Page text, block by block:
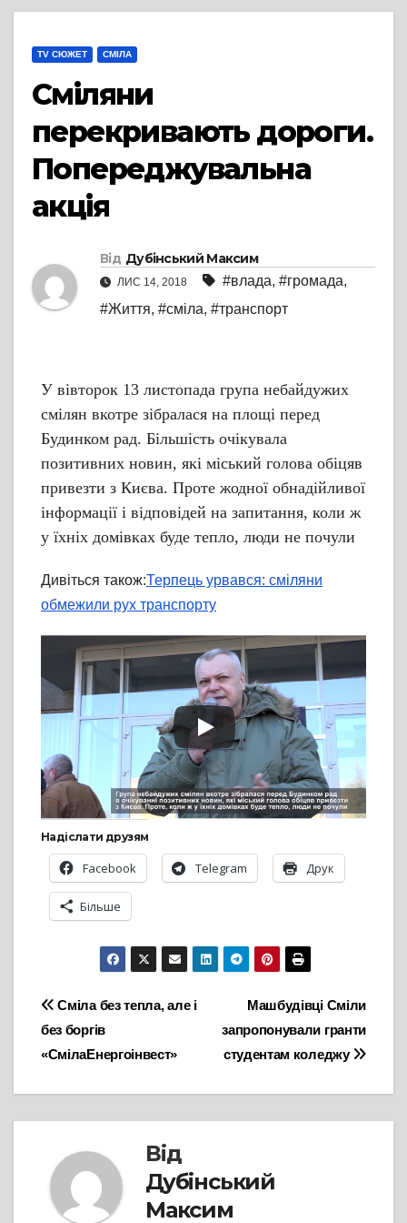
TV СЮЖЕТ СМІЛА
Сміляни
перекривають дороги.
Попереджувальна
акція
Від Дубінський Максим
ЛИС 14, 2018 #влада, #громада,
#Життя, #сміла, #транспорт
У вівторок 13 листопада група небайдужих
смілян вкотре зібралася на площі перед
Будинком рад. Більшість очікувала
позитивних новин, які міський голова обіцяв
привезти з Києва. Проте жодної обнадійливої
інформації і відповідей на запитання, коли ж
у їхніх домівках буде тепло, люди не почули
Дивіться також:Терпець урвався: сміляни
обмежили рух транспорту
Надіслати друзям
Facebook Telegram Друк
Більше
Навігація
записів
Машбудівці Сміли
запропонували гранти
студентам коледжу
Сміла без тепла, але і
без боргів
«СмілаЕнергоінвест»
Від
Дубінський
Максим